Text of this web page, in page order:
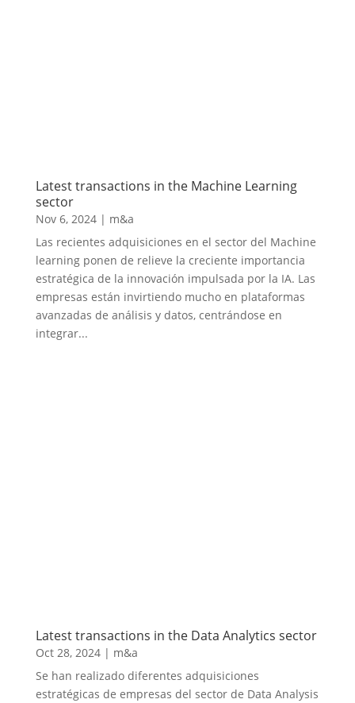
Latest transactions in the Machine Learning
sector
Nov 6, 2024| m&a
Las recientes adquisiciones en el sector del Machine
learning ponen de relieve la creciente importancia
estratégica de la innovación impulsada por la IA. Las
empresas están invirtiendo mucho en plataformas
avanzadas de análisis y datos, centrándose en
integrar...
Latest transactions in the Data Analytics sector
Oct 28, 2024| m&a
Se han realizado diferentes adquisiciones
estratégicas de empresas del sector de Data Analysis